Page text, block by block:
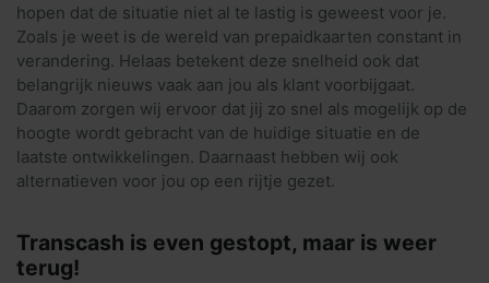
hopen dat de situatie niet al te lastig is geweest voor je.
Zoals je weet is de wereld van prepaidkaarten constant in
verandering. Helaas betekent deze snelheid ook dat
belangrijk nieuws vaak aan jou als klant voorbijgaat.
Daarom zorgen wij ervoor dat jij zo snel als mogelijk op de
hoogte wordt gebracht van de huidige situatie en de
laatste ontwikkelingen. Daarnaast hebben wij ook
alternatieven voor jou op een rijtje gezet.
Transcash is even gestopt, maar is weer
terug!